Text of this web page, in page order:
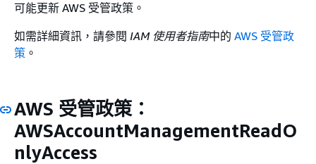
可能更新 AWS 受管政策。
如需詳細資訊，請參閱 IAM 使用者指南中的 AWS 受管政
策 。
AWS 受管政策：
AWSAccountManagementReadO
nlyAccess